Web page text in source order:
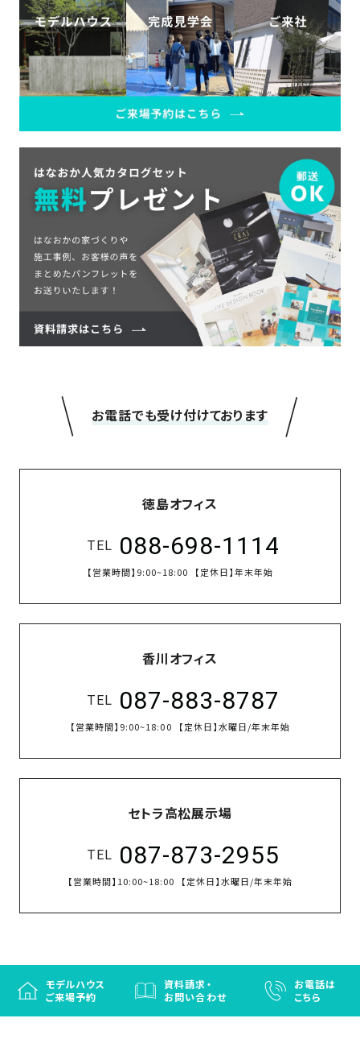
モデルハウス
ご来場予約
資料請求・
お問い合わせ
お電話は
こちら
＼お電話でも受け付けております／
徳島オフィス
TEL 088-698-1114
【営業時間】 9:00~18:00 【定休日】年末年始
香川オフィス
TEL 087-883-8787
【営業時間】 9:00~18:00 【定休日】水曜日/年末年始
セトラ高松展示場
TEL 087-873-2955
【営業時間】 10:00~18:00 【定休日】水曜日/年末年始